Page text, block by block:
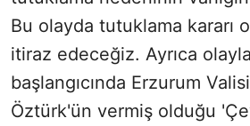
Bu olayda tutuklama kararı
itiraz edeceğiz. Ayrıca
başlangıcında Erzurum
Öztürk'ün vermiş olduğu